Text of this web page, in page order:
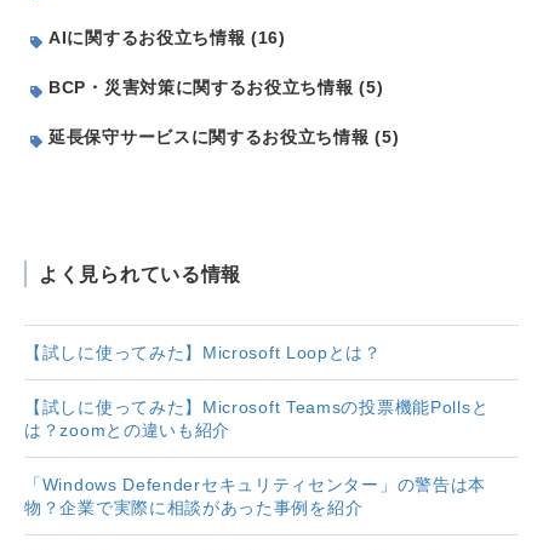
AIに関するお役立ち情報 (16)
BCP・災害対策に関するお役立ち情報 (5)
延長保守サービスに関するお役立ち情報 (5)
よく見られている情報
【試しに使ってみた】Microsoft Loopとは？
【試しに使ってみた】Microsoft Teamsの投票機能Pollsと
は？zoomとの違いも紹介
「Windows Defenderセキュリティセンター」の警告は本
物？企業で実際に相談があった事例を紹介